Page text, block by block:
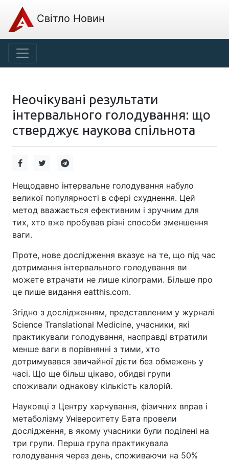
Світло Новин
Неочікувані результати
інтервального голодування: що
стверджує наукова спільнота
Нещодавно інтервальне голодування набуло
великої популярності в сфері схуднення. Цей
метод вважається ефективним і зручним для
тих, хто вже пробував різні способи зменшення
ваги.
Проте, нове дослідження вказує на те, що під час
дотримання інтервального голодування ви
можете втрачати не лише кілограми. Більше про
це пише видання eatthis.com.
Згідно з дослідженням, представленим у журналі
Science Translational Medicine, учасники, які
практикували голодування, насправді втратили
менше ваги в порівнянні з тими, хто
дотримувався звичайної дієти без обмежень у
часі. Що ще більш цікаво, обидві групи
споживали однакову кількість калорій.
Науковці з Центру харчування, фізичних вправ і
метаболізму Університету Бата провели
дослідження, в якому учасники були поділені на
три групи. Перша група практикувала
голодування через день, споживаючи на 50%